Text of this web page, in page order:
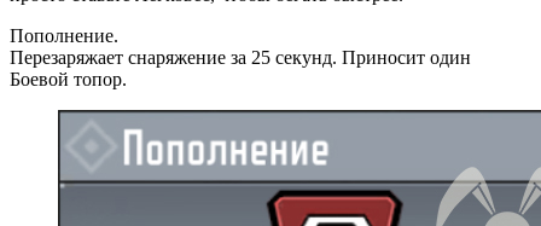
Пополнение.
Перезаряжает снаряжение за 25 секунд. Приносит один
Боевой топор.